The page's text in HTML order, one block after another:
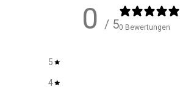
0 / 50 Bewertungen
5
4